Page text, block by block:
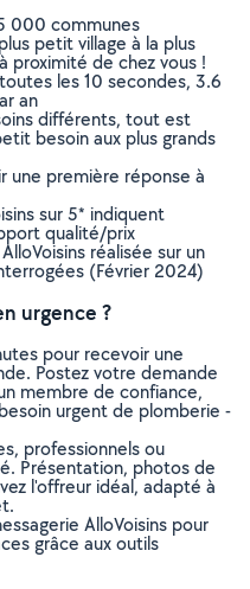
000 communes
petit village à la plus
proximité de chez vous !
les 10 secondes, 3.6
an
différents, tout est
besoin aux plus grands
une première réponse à
sur 5* indiquent
qualité/prix
réalisée sur un
(Février 2024)
urgence ?
pour recevoir une
Postez votre demande
membre de confiance,
urgent de plomberie -
professionnels ou
Présentation, photos de
l'offreur idéal, adapté à
AlloVoisins pour
grâce aux outils